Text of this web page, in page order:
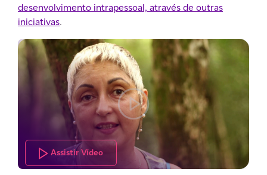
desenvolvimento intrapessoal, através de outras
iniciativas.
Assistir Vídeo